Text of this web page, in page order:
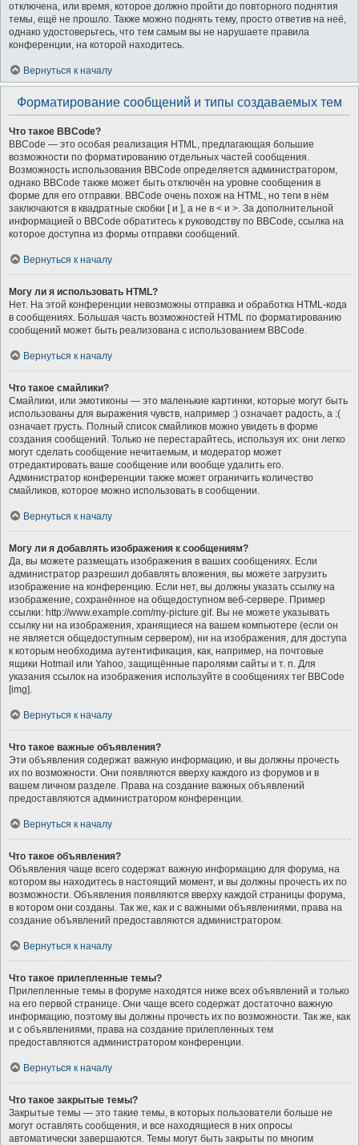
отключена, или время, которое должно пройти до повторного поднятия
темы, ещё не прошло. Также можно поднять тему, просто ответив на неё,
однако удостоверьтесь, что тем самым вы не нарушаете правила
конференции, на которой находитесь.
Вернуться к началу
Форматирование сообщений и типы создаваемых тем
Что такое BBCode?
BBCode — это особая реализация HTML, предлагающая большие
возможности по форматированию отдельных частей сообщения.
Возможность использования BBCode определяется администратором,
однако BBCode также может быть отключён на уровне сообщения в
форме для его отправки. BBCode очень похож на HTML, но теги в нём
заключаются в квадратные скобки [ и ], а не в < и >. За дополнительной
информацией о BBCode обратитесь к руководству по BBCode, ссылка на
которое доступна из формы отправки сообщений.
Вернуться к началу
Могу ли я использовать HTML?
Нет. На этой конференции невозможны отправка и обработка HTML-кода
в сообщениях. Большая часть возможностей HTML по форматированию
сообщений может быть реализована с использованием BBCode.
Вернуться к началу
Что такое смайлики?
Смайлики, или эмотиконы — это маленькие картинки, которые могут быть
использованы для выражения чувств, например :) означает радость, а :(
означает грусть. Полный список смайликов можно увидеть в форме
создания сообщений. Только не перестарайтесь, используя их: они легко
могут сделать сообщение нечитаемым, и модератор может
отредактировать ваше сообщение или вообще удалить его.
Администратор конференции также может ограничить количество
смайликов, которое можно использовать в сообщении.
Вернуться к началу
Могу ли я добавлять изображения к сообщениям?
Да, вы можете размещать изображения в ваших сообщениях. Если
администратор разрешил добавлять вложения, вы можете загрузить
изображение на конференцию. Если нет, вы должны указать ссылку на
изображение, сохранённое на общедоступном веб-сервере. Пример
ссылки: http://www.example.com/my-picture.gif. Вы не можете указывать
ссылку ни на изображения, хранящиеся на вашем компьютере (если он
не является общедоступным сервером), ни на изображения, для доступа
к которым необходима аутентификация, как, например, на почтовые
ящики Hotmail или Yahoo, защищённые паролями сайты и т. п. Для
указания ссылок на изображения используйте в сообщениях тег BBCode
[img].
Вернуться к началу
Что такое важные объявления?
Эти объявления содержат важную информацию, и вы должны прочесть
их по возможности. Они появляются вверху каждого из форумов и в
вашем личном разделе. Права на создание важных объявлений
предоставляются администратором конференции.
Вернуться к началу
Что такое объявления?
Объявления чаще всего содержат важную информацию для форума, на
котором вы находитесь в настоящий момент, и вы должны прочесть их по
возможности. Объявления появляются вверху каждой страницы форума,
в котором они созданы. Так же, как и с важными объявлениями, права на
создание объявлений предоставляются администратором.
Вернуться к началу
Что такое прилепленные темы?
Прилепленные темы в форуме находятся ниже всех объявлений и только
на его первой странице. Они чаще всего содержат достаточно важную
информацию, поэтому вы должны прочесть их по возможности. Так же, как
и с объявлениями, права на создание прилепленных тем
предоставляются администратором конференции.
Вернуться к началу
Что такое закрытые темы?
Закрытые темы — это такие темы, в которых пользователи больше не
могут оставлять сообщения, и все находящиеся в них опросы
автоматически завершаются. Темы могут быть закрыты по многим